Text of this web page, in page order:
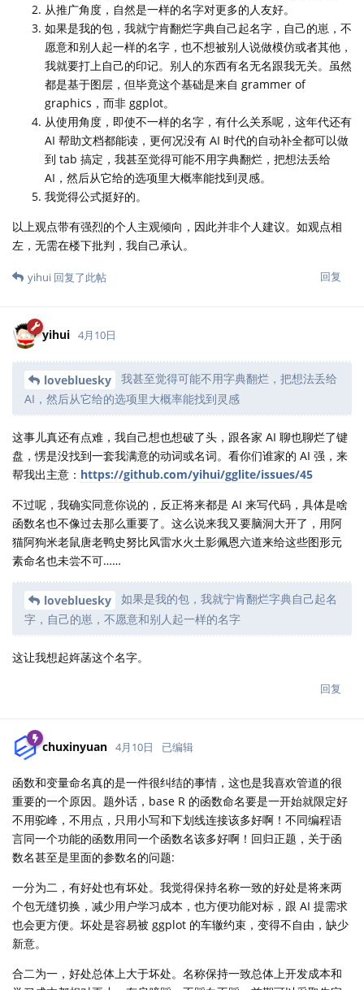
从推广角度，自然是一样的名字对更多的人友好。
如果是我的包，我就宁肯翻烂字典自己起名字，自己的崽，不
愿意和别人起一样的名字，也不想被别人说做模仿或者其他，
我就要打上自己的印记。别人的东西有名无名跟我无关。虽然
都是基于图层，但毕竟这个基础是来自 grammer of
graphics，而非 ggplot。
从使用角度，即使不一样的名字，有什么关系呢，这年代还有
AI 帮助文档都能读，更何况没有 AI 时代的自动补全都可以做
到 tab 搞定，我甚至觉得可能不用字典翻烂，把想法丢给
AI，然后从它给的选项里大概率能找到灵感。
我觉得公式挺好的。
以上观点带有强烈的个人主观倾向，因此并非个人建议。如观点相
左，无需在楼下批判，我自己承认。
回复
yihui 回复了此帖
yihui 4月10日
lovebluesky
我甚至觉得可能不用字典翻烂，把想法丢给
AI，然后从它给的选项里大概率能找到灵感
这事儿真还有点难，我自己想也想破了头，跟各家 AI 聊也聊烂了键
盘，愣是没找到一套我满意的动词或名词。看你们谁家的 AI 强，来
帮我出主意： https://github.com/yihui/gglite/issues/45
不过呢，我确实同意你说的，反正将来都是 AI 来写代码，具体是啥
函数名也不像过去那么重要了。这么说来我又要脑洞大开了，用阿
猫阿狗米老鼠唐老鸭史努比风雷水火土影佩恩六道来给这些图形元
素命名也未尝不可……
lovebluesky
如果是我的包，我就宁肯翻烂字典自己起名
字，自己的崽，不愿意和别人起一样的名字
这让我想起姩菡这个名字。
回复
chuxinyuan 4月10日 已编辑
函数和变量命名真的是一件很纠结的事情，这也是我喜欢管道的很
重要的一个原因。题外话，base R 的函数命名要是一开始就限定好
不用驼峰，不用点，只用小写和下划线连接该多好啊！不同编程语
言同一个功能的函数用同一个函数名该多好啊！回归正题，关于函
数名甚至是里面的参数名的问题:
一分为二，有好处也有坏处。我觉得保持名称一致的好处是将来两
个包无缝切换，减少用户学习成本，也方便功能对标，跟 AI 提需求
也会更方便。坏处是容易被 ggplot 的车辙约束，变得不自由，缺少
新意。
合二为一，好处总体上大于坏处。名称保持一致总体上开发成本和